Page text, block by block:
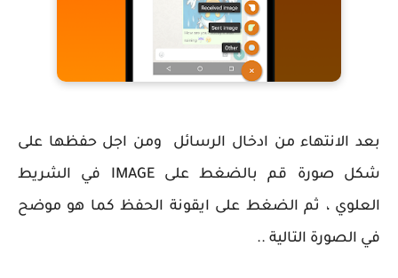
بعد الانتهاء من ادخال الرسائل ومن اجل حفظها على
شكل صورة قم بالضغط على IMAGE في الشريط
العلوي ، ثم الضغط على ايقونة الحفظ كما هو موضح
في الصورة التالية ..